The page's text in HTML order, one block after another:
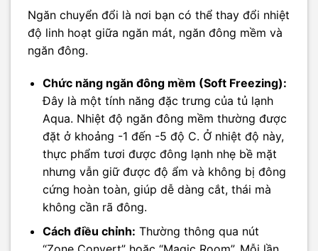
Ngăn chuyển đổi là nơi bạn có thể thay đổi nhiệt
độ linh hoạt giữa ngăn mát, ngăn đông mềm và
ngăn đông.
Chức năng ngăn đông mềm (Soft Freezing):
Đây là một tính năng đặc trưng của tủ lạnh
Aqua. Nhiệt độ ngăn đông mềm thường được
đặt ở khoảng -1 đến -5 độ C. Ở nhiệt độ này,
thực phẩm tươi được đông lạnh nhẹ bề mặt
nhưng vẫn giữ được độ ẩm và không bị đông
cứng hoàn toàn, giúp dễ dàng cắt, thái mà
không cần rã đông.
Cách điều chỉnh: Thường thông qua nút